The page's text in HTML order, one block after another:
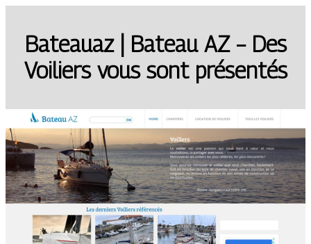
Bateauaz | Bateau AZ – Des
Voiliers vous sont présentés